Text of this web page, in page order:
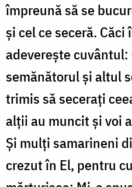
împreună să se
și cel ce seceră. Căci
adeverește cuvântul:
semănătorul și altul
trimis să secerați
alții au muncit și voi
Și mulți samarineni
crezut în El, pentru